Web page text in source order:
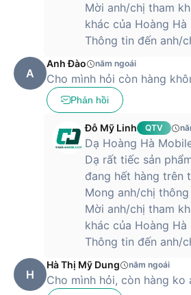
Mời anh/chị tham
khác của Hoàng Hà
Thông tin đến anh/
A
Anh Đào năm ngoái
Cho mình hỏi còn hàng
Phản hồi
Đỗ Mỹ Linh QTV
Dạ Hoàng Hà
Dạ rất tiếc sản
đang hết hàng trên
Mong anh/chị thông
Mời anh/chị tham
khác của Hoàng Hà
Thông tin đến anh/
H
Hà Thị Mỹ Dung năm ngoái
Cho mình hỏi, còn hàng ko